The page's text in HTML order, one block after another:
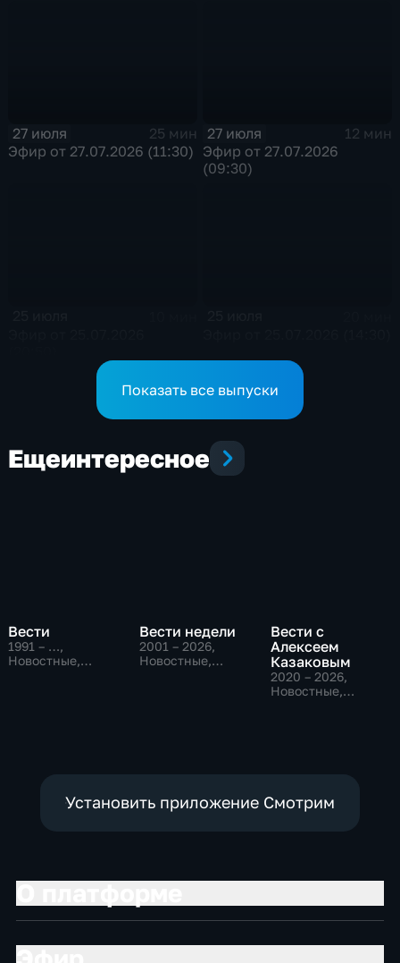
27 июля
25 мин
Эфир от 27.07.2026 (11:30)
27 июля
12 мин
Эфир от 27.07.2026
(09:30)
Показать все выпуски
Ещеинтересное
Вести
1991 – …,
Новостные,
Вести недели
2001 – 2026,
Новостные,
Вести с
Алексеем
Казаковым
2020 – 2026,
Новостные,
Установить приложение Смотрим